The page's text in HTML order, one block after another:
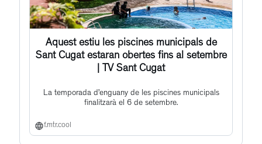
Aquest estiu les piscines municipals de
Sant Cugat estaran obertes fins al setembre
| TV Sant Cugat
La temporada d’enguany de les piscines municipals
finalitzarà el 6 de setembre.
f.mtr.cool